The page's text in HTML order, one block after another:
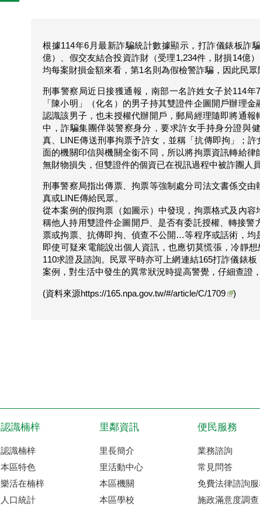
根據114年6月最新詐騙統計數據顯示，打詐儀錶板詐
億）、假交友結合投資詐財（受理1,234件，財損14億
均每案財損金額來看，第1名則為假檢警詐騙，因此民
刑事警察局近日接獲通報，南部一名許姓女子於114
「陳小明」（化名）的男子持其雙證件企圖開戶辦理
認識該男子，也未授權代辦開戶，郵局經理隨即將通
中，詐騙集團佯裝警察身分，要求許女手持身分證與
真、LINE傳送刑事拘票予許女，並稱「抗傳即拘」；
面的機關印信與機關全銜不同，所以將拘票資訊轉給
無財物損失，但雙證件的個資已在視訊過程中被詐團人員
刑事警察局指出傳票、拘票等強制處分司法文書係交
真或LINE傳給民眾。
從本案例的假拘票（如圖示）中發現，拘票格式及內
稱他人持用雙證件企圖開戶、是否有委託授權、轉接
票或拘票、抗傳即拘、偵查不公開…等程序或話術，均
即使可疑來電能說出個人資訊，也應切莫慌張，冷靜
110求證及諮詢。民眾平時亦可上網連結165打詐儀錶板
案例，對生活中發生的異常狀況時提高警覺，仔細查證
(資料來源https://165.npa.gov.tw/#/article/C/1709 )
認識楠梓
認識楠梓
本區特色
樂活在楠梓
人口統計
里鄰資訊
里長簡介
里活動中心
本區機關
本區學校
便民服務
業務諮詢
常見問答
免費法律諮詢服
施政滿意度調查